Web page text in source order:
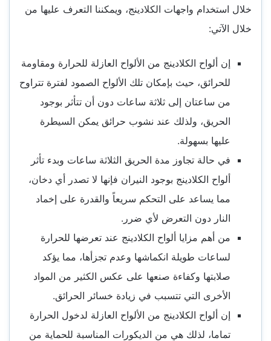
خلال استخدام واجهات الكلادينج، ويمكننا التعرف عليها من
خلال الآتي:
إن ألواح الكلادينج من الألواح العازلة للحرارة ومقاومة
للحرائق، حيث بإمكان تلك الألواح الصمود لفترة تتراوح
من ساعتان إلى ثلاثة ساعات دون أن تتأثر بوجود
الحريق، ولذلك عند نشوب حرائق يمكن السيطرة
عليها بسهولة.
في حالة تجاوز مدة الحريق الثلاثة ساعات وبدء تأثر
ألواح الكلادينج بوجود النيران فإنها لا تصدر أي دخان،
مما يساعد على التحكم سريعاً والقدرة على إخماد
النار دون التعرض لأي ضرر.
من أهم مزايا ألواح الكلادينج عند تعرضها للحرارة
لساعات طويلة انكماشها وعدم تجزأها، مما يؤكد
صلابتها وكفاءة صنعها على عكس الكثير من المواد
الأخرى التي تتسبب في زيادة خسائر الحرائق.
إن ألواح الكلادينج من الألواح العازلة لدخول الحرارة
تماما، لذلك هي من الديكورات المناسبة للحماية من